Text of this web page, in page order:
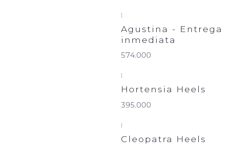
|
Agustina - Entrega
inmediata
574.000
|
Hortensia Heels
395.000
|
Cleopatra Heels